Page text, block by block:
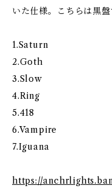
いた仕様。こちらは黒盤
1.Saturn
2.Goth
3.Slow
4.Ring
5.418
6.Vampire
7.Iguana
https://